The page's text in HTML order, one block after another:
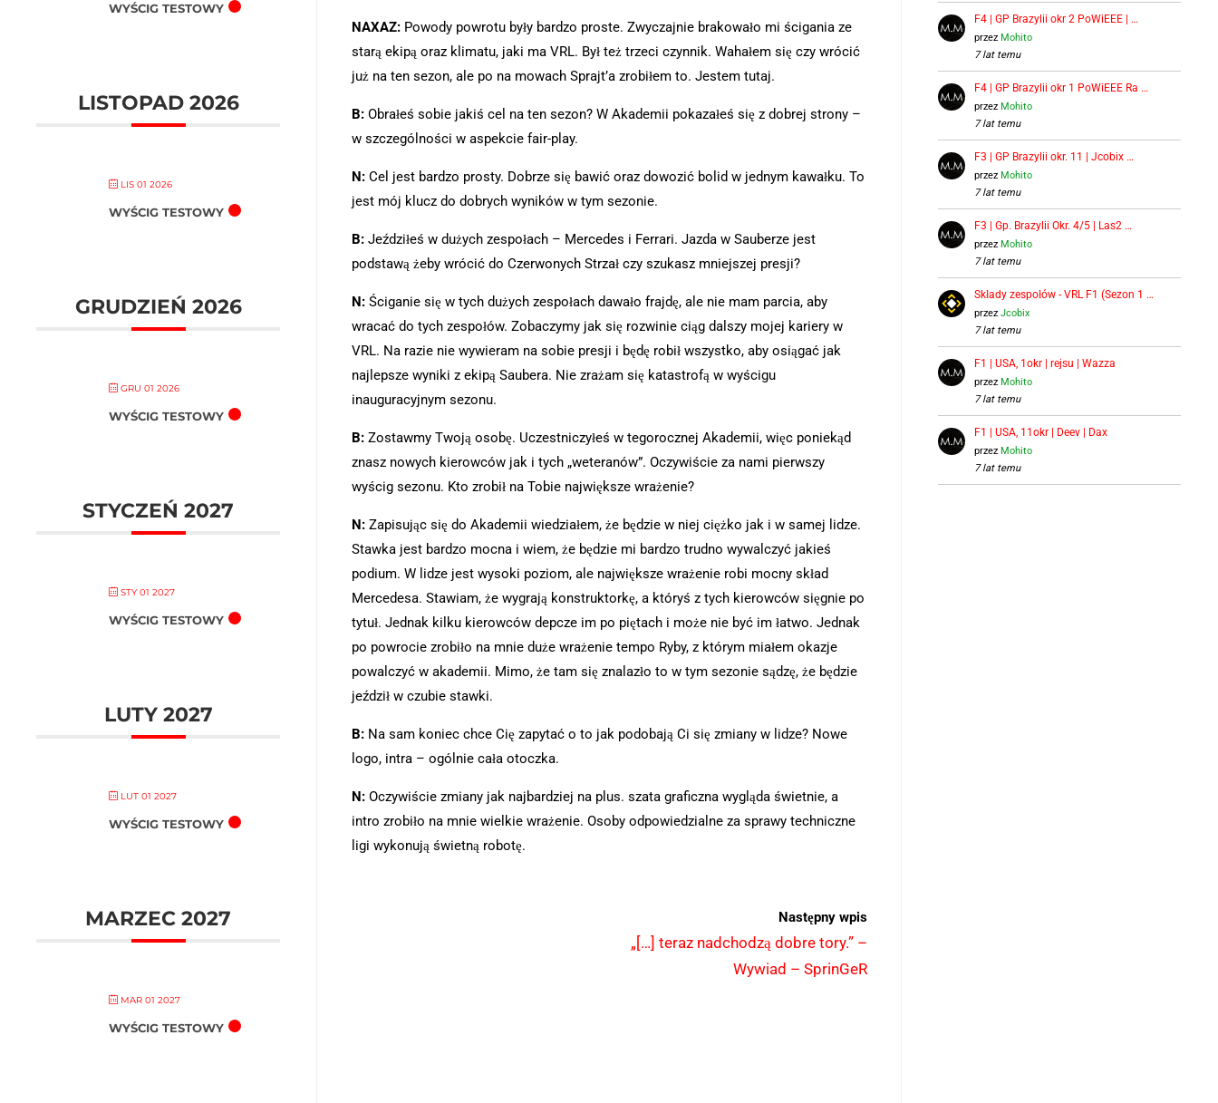
NAXAZ:Powody powrotu były bardzo proste. Zwyczajnie brakowało mi ścigania ze
starą ekipą oraz klimatu, jaki ma VRL. Był też trzeci czynnik. Wahałem się czy wrócić
już na ten sezon, ale po na mowach Sprajt’a zrobiłem to. Jestem tutaj.
B:Obrałeś sobie jakiś cel na ten sezon? W Akademii pokazałeś się z dobrej strony –
w szczególności w aspekcie fair-play.
N:Cel jest bardzo prosty. Dobrze się bawić oraz dowozić bolid w jednym kawałku. To
jest mój klucz do dobrych wyników w tym sezonie.
B:Jeździłeś w dużych zespołach – Mercedes i Ferrari. Jazda w Sauberze jest
podstawą żeby wrócić do Czerwonych Strzał czy szukasz mniejszej presji?
N:Ściganie się w tych dużych zespołach dawało frajdę, ale nie mam parcia, aby
wracać do tych zespołów. Zobaczymy jak się rozwinie ciąg dalszy mojej kariery w
VRL. Na razie nie wywieram na sobie presji i będę robił wszystko, aby osiągać jak
najlepsze wyniki z ekipą Saubera. Nie zrażam się katastrofą w wyścigu
inauguracyjnym sezonu.
B:Zostawmy Twoją osobę. Uczestniczyłeś w tegorocznej Akademii, więc poniekąd
znasz nowych kierowców jak i tych „weteranów”. Oczywiście za nami pierwszy
wyścig sezonu. Kto zrobił na Tobie największe wrażenie?
N:Zapisując się do Akademii wiedziałem, że będzie w niej ciężko jak i w samej lidze.
Stawka jest bardzo mocna i wiem, że będzie mi bardzo trudno wywalczyć jakieś
podium. W lidze jest wysoki poziom, ale największe wrażenie robi mocny skład
Mercedesa. Stawiam, że wygrają konstruktorkę, a któryś z tych kierowców sięgnie po
tytuł. Jednak kilku kierowców depcze im po piętach i może nie być im łatwo. Jednak
po powrocie zrobiło na mnie duże wrażenie tempo Ryby, z którym miałem okazje
powalczyć w akademii. Mimo, że tam się znalazło to w tym sezonie sądzę, że będzie
jeździł w czubie stawki.
B:Na sam koniec chce Cię zapytać o to jak podobają Ci się zmiany w lidze? Nowe
logo, intra – ogólnie cała otoczka.
N:Oczywiście zmiany jak najbardziej na plus. szata graficzna wygląda świetnie, a
intro zrobiło na mnie wielkie wrażenie. Osoby odpowiedzialne za sprawy techniczne
ligi wykonują świetną robotę.
Następny wpis
„[…] teraz nadchodzą dobre tory.” –
Wywiad – SprinGeR
WYŚCIG TESTOWY
LISTOPAD 2026
LIS 01 2026
WYŚCIG TESTOWY
GRUDZIEŃ 2026
GRU 01 2026
WYŚCIG TESTOWY
STYCZEŃ 2027
STY 01 2027
WYŚCIG TESTOWY
LUTY 2027
LUT 01 2027
WYŚCIG TESTOWY
MARZEC 2027
MAR 01 2027
WYŚCIG TESTOWY
F4 | GP Brazylii okr 2 PoWiEEE | …
przezMohito
7 lat temu
F4 | GP Brazylii okr 1 PoWiEEE Ra …
przezMohito
7 lat temu
F3 | GP Brazylii okr. 11 | Jcobix …
przezMohito
7 lat temu
F3 | Gp. Brazylii Okr. 4/5 | Las2 …
przezMohito
7 lat temu
Składy zespołów - VRL F1 (Sezon 1 …
przezJcobix
7 lat temu
F1 | USA, 1okr | rejsu | Wazza
przezMohito
7 lat temu
F1 | USA, 11okr | Deev | Dax
przezMohito
7 lat temu